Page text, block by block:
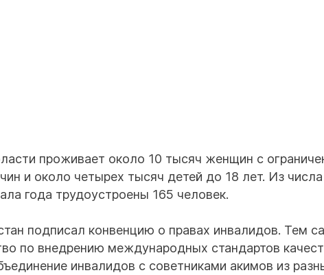
проживает около 10 тысяч женщин с
и около четырех тысяч детей до 18 лет. Из
года трудоустроены 165 человек.
подписал конвенцию о правах инвалидов. Тем
по внедрению международных стандартов
инвалидов с советниками акимов из